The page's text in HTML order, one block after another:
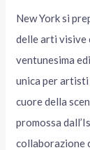
New York si
delle arti visive
ventunesima
unica per
cuore della
promossa
collaborazione